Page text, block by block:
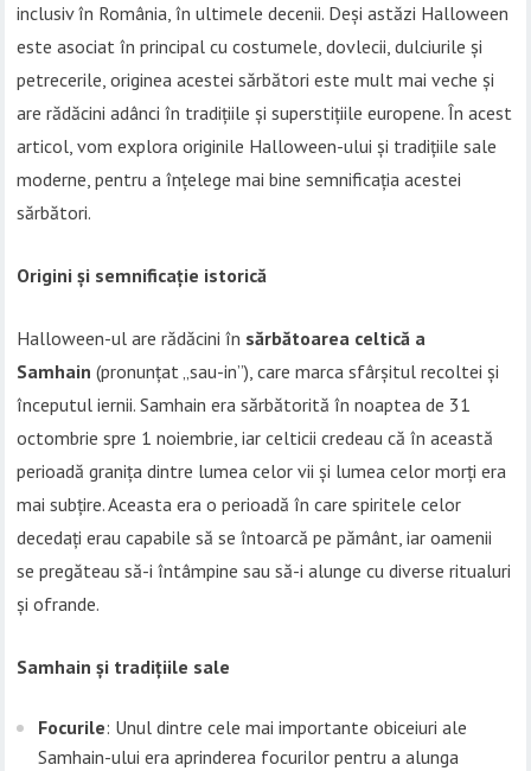
inclusiv în România, în ultimele decenii. Deși astăzi Halloween
este asociat în principal cu costumele, dovlecii, dulciurile și
petrecerile, originea acestei sărbători este mult mai veche și
are rădăcini adânci în tradițiile și superstițiile europene. În acest
articol, vom explora originile Halloween-ului și tradițiile sale
moderne, pentru a înțelege mai bine semnificația acestei
sărbători.
Origini și semnificație istorică
Halloween-ul are rădăcini în sărbătoarea celtică a
Samhain (pronunțat „sau-in”), care marca sfârșitul recoltei și
începutul iernii. Samhain era sărbătorită în noaptea de 31
octombrie spre 1 noiembrie, iar celticii credeau că în această
perioadă granița dintre lumea celor vii și lumea celor morți era
mai subțire. Aceasta era o perioadă în care spiritele celor
decedați erau capabile să se întoarcă pe pământ, iar oamenii
se pregăteau să-i întâmpine sau să-i alunge cu diverse ritualuri
și ofrande.
Samhain și tradițiile sale
Focurile: Unul dintre cele mai importante obiceiuri ale
Samhain-ului era aprinderea focurilor pentru a alunga